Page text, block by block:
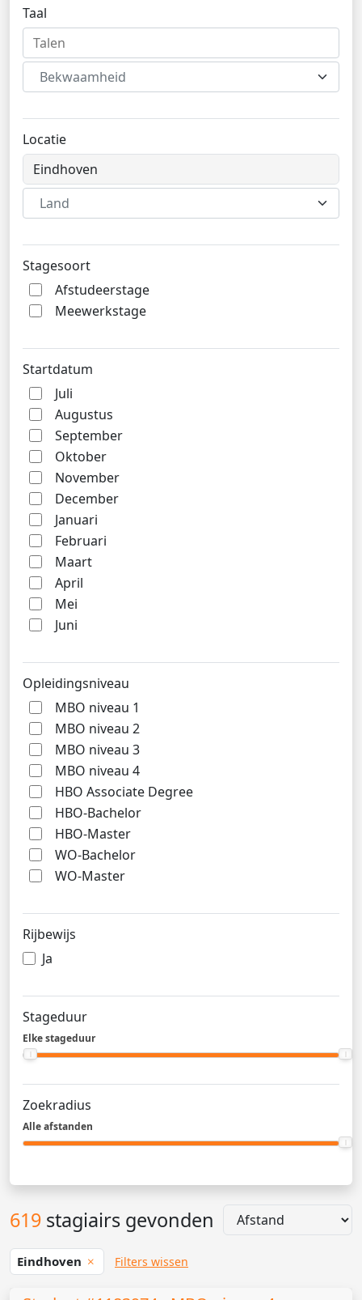
Taal
Bekwaamheid
Locatie
Land
Stagesoort
Afstudeerstage
Meewerkstage
Startdatum
Juli
Augustus
September
Oktober
November
December
Januari
Februari
Maart
April
Mei
Juni
Opleidingsniveau
MBO niveau 1
MBO niveau 2
MBO niveau 3
MBO niveau 4
HBO Associate Degree
HBO-Bachelor
HBO-Master
WO-Bachelor
WO-Master
Rijbewijs
Ja
Stageduur
Elke stageduur
Zoekradius
Alle afstanden
619 stagiairs gevonden
Eindhoven Filters wissen